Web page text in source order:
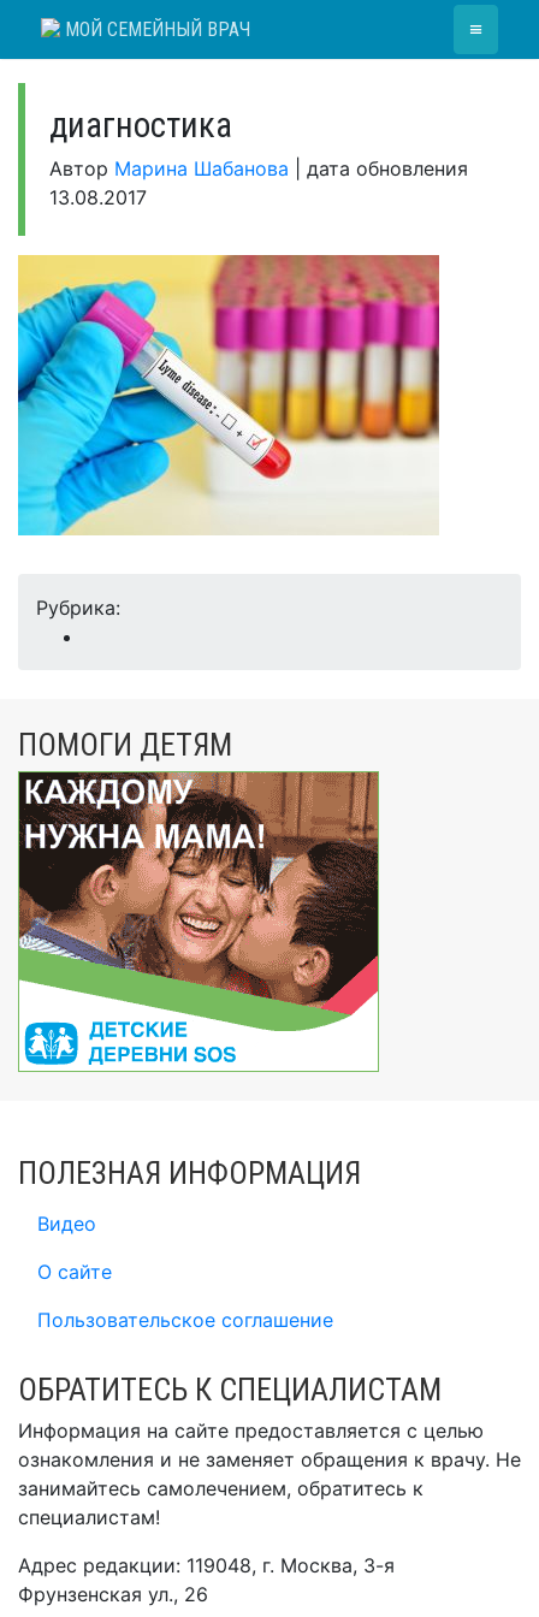
МОЙ СЕМЕЙНЫЙ ВРАЧ ≡
диагностика
Автор Марина Шабанова
дата обновления
13.08.2017
Рубрика:
ПОМОГИ ДЕТЯМ
ПОЛЕЗНАЯ ИНФОРМАЦИЯ
Видео
О сайте
Пользовательское соглашение
ОБРАТИТЕСЬ К СПЕЦИАЛИСТАМ
Информация на сайте предоставляется с целью
ознакомления и не заменяет обращения к врачу. Не
занимайтесь самолечением, обратитесь к
специалистам!
Адрес редакции: 119048, г. Москва, 3-я
Фрунзенская ул., 26